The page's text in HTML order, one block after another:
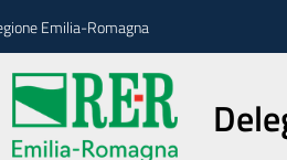
Emilia-Romagna